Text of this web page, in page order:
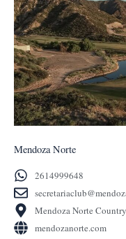
Mendoza Norte
2614999648
Mendoza Norte
mendozanorte.com